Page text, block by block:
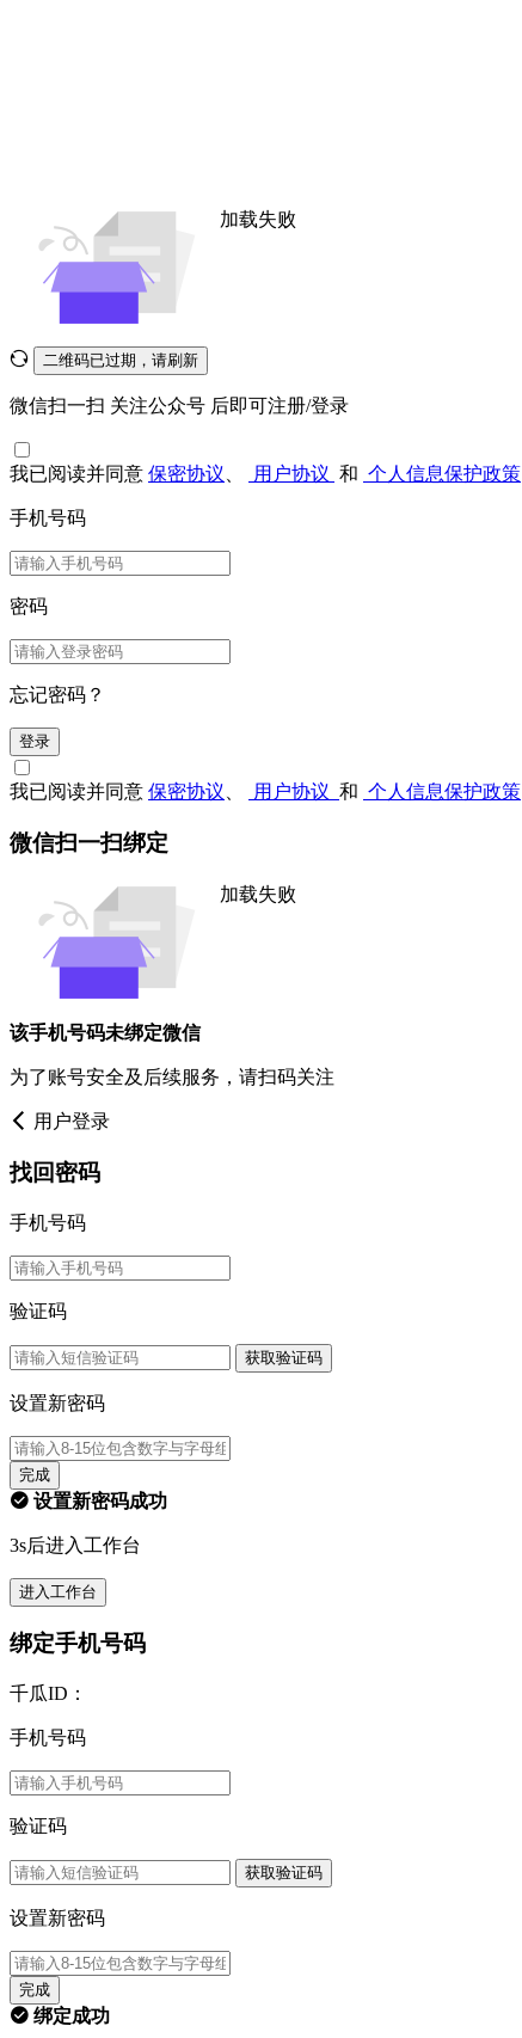
加载失败
二维码已过期，请刷新
微信扫一扫 关注公众号 后即可注册/登录
我已阅读并同意 保密协议 用户协议 和 个人信息保护政策
手机号码
密码
忘记密码？
登录
我已阅读并同意 保密协议 用户协议 和 个人信息保护政策
微信扫一扫绑定
加载失败
该手机号码未绑定微信
为了账号安全及后续服务，请扫码关注
用户登录
找回密码
手机号码
验证码
获取验证码
设置新密码
完成
设置新密码成功
3s后进入工作台
进入工作台
绑定手机号码
千瓜ID：
手机号码
验证码
获取验证码
设置新密码
完成
绑定成功